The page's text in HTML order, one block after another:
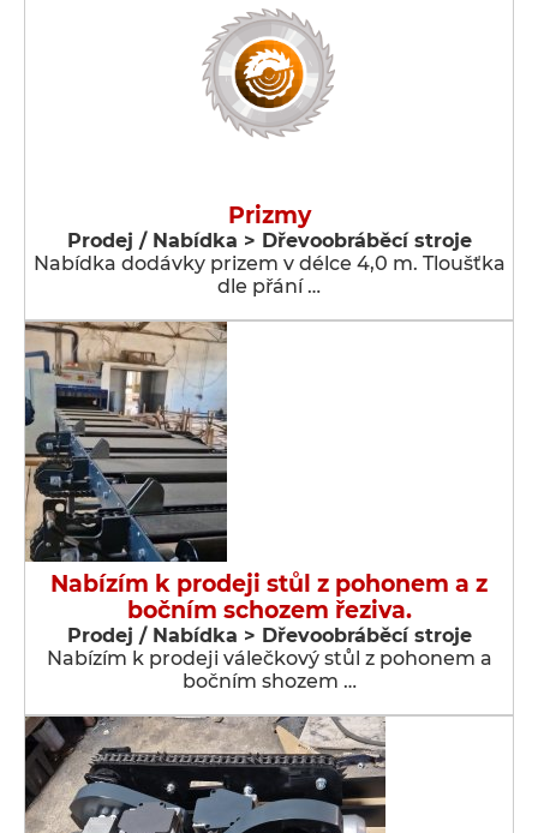
Prizmy
Prodej / Nabídka > Dřevoobráběcí stroje
Nabídka dodávky prizem v délce 4,0 m. Tloušťka
dle přání …
Nabízím k prodeji stůl z pohonem a z
bočním schozem řeziva.
Prodej / Nabídka > Dřevoobráběcí stroje
Nabízím k prodeji válečkový stůl z pohonem a
bočním shozem …